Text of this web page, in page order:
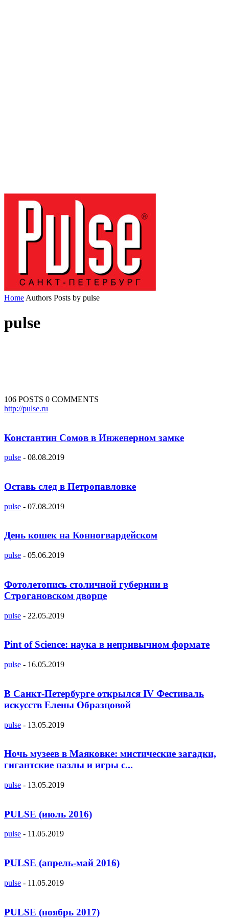
Home Authors Posts by pulse
pulse
106 POSTS 0 COMMENTS
http://pulse.ru
Константин Сомов в Инженерном замке
pulse - 08.08.2019
Оставь след в Петропавловке
pulse - 07.08.2019
День кошек на Конногвардейском
pulse - 05.06.2019
Фотолетопись столичной губернии в
Строгановском дворце
pulse - 22.05.2019
Pint of Science: наука в непривычном формате
pulse - 16.05.2019
В Санкт-Петербурге открылся IV Фестиваль
искусств Елены Образцовой
pulse - 13.05.2019
Ночь музеев в Маяковке: мистические загадки,
гигантские пазлы и игры с...
pulse - 13.05.2019
PULSE (июль 2016)
pulse - 11.05.2019
PULSE (апрель-май 2016)
pulse - 11.05.2019
PULSE (ноябрь 2017)